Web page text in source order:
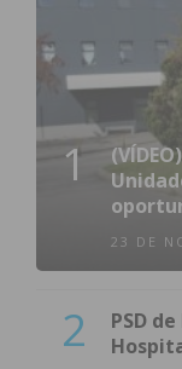
1
23 DE
2
PSD